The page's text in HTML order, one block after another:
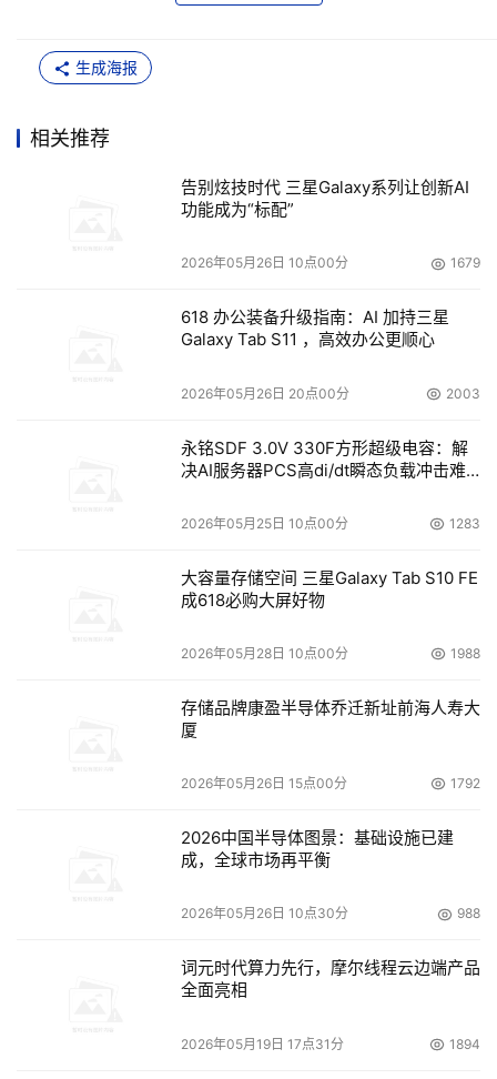
此次获评“卓越级”产品中的Plus版人脸核身、AI人脸防护
型自学习与智能审核等安全功能，可有效拦截传统活体检测
击等，适用于移动支付、用户注册、信息变更等核心场景，
支持APP、小程序、H5等多种接入方式。
AI人脸防护盾基于多模态AI大模型算法，具备图片语义理解
与自学习热更新能力，可精准识别高仿真AIGC换脸、高清
翻拍、批量黑产攻击等多类攻击，模型更新频率可达小时
持续筑牢身份核验安全防线
绕身份核验场景构建了实名信息核验、意愿核身、实证
份核验能力矩阵，实现微信小程序、公众号、APP、H5、
营商、医疗、消费、科技等行业。
在安全防护层面，腾讯云慧眼结合腾讯多年安全积累和大数
检测设备风险等级，有效拦截面具攻击、翻拍攻击、摄像头
劫持、AIGC合成攻击等多类风险，为业务提供可靠的安全
生成海报
相关推荐
告别炫技时代 三星Galaxy系列让创新AI
功能成为“标配”
2026年05月26日 10点00分 1679
618 办公装备升级指南：AI 加持三星
Galaxy Tab S11 ，高效办公更顺心
2026年05月26日 20点00分 2003
永铭SDF 3.0V 330F方形超级电容：解
决AI服务器PCS高di/dt瞬态负载冲击难
2026年05月25日 10点00分 1283
大容量存储空间 三星Galaxy Tab S10 FE
成618必购大屏好物
2026年05月28日 10点00分 1988
存储品牌康盈半导体乔迁新址前海人寿大
厦
2026年05月26日 15点00分 1792
2026中国半导体图景：基础设施已建
成，全球市场再平衡
2026年05月26日 10点30分 988
词元时代算力先行，摩尔线程云边端产品
全面亮相
2026年05月19日 17点31分 1894